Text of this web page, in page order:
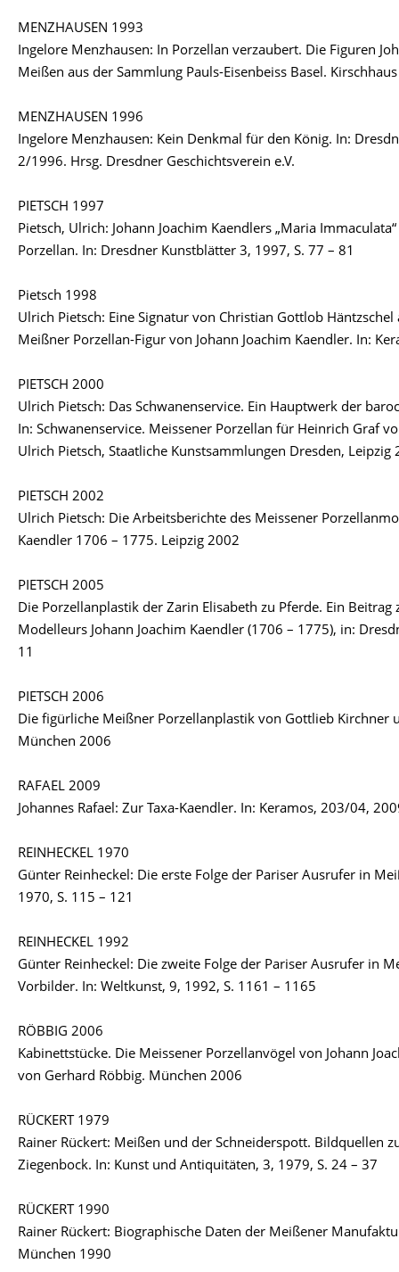
MENZHAUSEN 1993
Ingelore Menzhausen: In Porzellan verzaubert. Die Figuren
Meißen aus der Sammlung Pauls-Eisenbeiss Basel.
MENZHAUSEN 1996
Ingelore Menzhausen: Kein Denkmal für den König. In:
2/1996. Hrsg. Dresdner Geschichtsverein e.V.
PIETSCH 1997
Pietsch, Ulrich: Johann Joachim Kaendlers „Maria
Porzellan. In: Dresdner Kunstblätter 3, 1997, S. 77 – 81
Pietsch 1998
Ulrich Pietsch: Eine Signatur von Christian Gottlob
Meißner Porzellan-Figur von Johann Joachim Kaendler. In:
PIETSCH 2000
Ulrich Pietsch: Das Schwanenservice. Ein Hauptwerk der
In: Schwanenservice. Meissener Porzellan für Heinrich Graf
Ulrich Pietsch, Staatliche Kunstsammlungen Dresden, Leipzig
PIETSCH 2002
Ulrich Pietsch: Die Arbeitsberichte des Meissener
Kaendler 1706 – 1775. Leipzig 2002
PIETSCH 2005
Die Porzellanplastik der Zarin Elisabeth zu Pferde. Ein
Modelleurs Johann Joachim Kaendler (1706 – 1775), in:
11
PIETSCH 2006
Die figürliche Meißner Porzellanplastik von Gottlieb Kirchner
München 2006
RAFAEL 2009
Johannes Rafael: Zur Taxa-Kaendler. In: Keramos, 203/04,
REINHECKEL 1970
Günter Reinheckel: Die erste Folge der Pariser Ausrufer in
1970, S. 115 – 121
REINHECKEL 1992
Günter Reinheckel: Die zweite Folge der Pariser Ausrufer in
Vorbilder. In: Weltkunst, 9, 1992, S. 1161 – 1165
RÖBBIG 2006
Kabinettstücke. Die Meissener Porzellanvögel von Johann
von Gerhard Röbbig. München 2006
RÜCKERT 1979
Rainer Rückert: Meißen und der Schneiderspott. Bildquellen
Ziegenbock. In: Kunst und Antiquitäten, 3, 1979, S. 24 – 37
RÜCKERT 1990
Rainer Rückert: Biographische Daten der Meißener
München 1990